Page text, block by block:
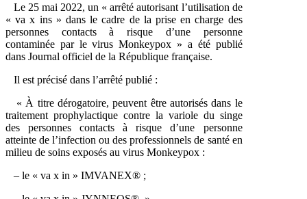
Le 25 mai 2022, un « arrêté autorisant l’utilisation de
« va x ins » dans le cadre de la prise en charge des
personnes contacts à risque d’une personne
contaminée par le virus Monkeypox » a été publié
dans Journal officiel de la République française.
Il est précisé dans l’arrêté publié :
« À titre dérogatoire, peuvent être autorisés dans le
traitement prophylactique contre la variole du singe
des personnes contacts à risque d’une personne
atteinte de l’infection ou des professionnels de santé en
milieu de soins exposés au virus Monkeypox :
– le « va x in » IMVANEX® ;